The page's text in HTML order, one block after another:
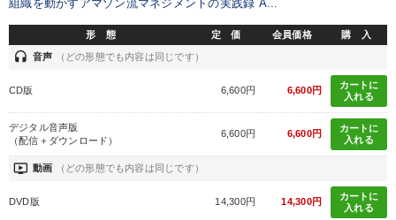
local_offer タグから探す 更新する
タグ・キーワード
いい会社 井上和弘 不動産
入門篇 デザイン
組織を動かすアマゾン流マネジメントの実践録 A...
形 態 定 価 会員価格 購 入
headset 音声 （どの形態でも内容は同じです）
CD版 6,600円 6,600円
カートに
入れる
デジタル音声版
（配信＋ダウンロード）
6,600円 6,600円
カートに
入れる
ondemand_video 動画 （どの形態でも内容は同じです）
DVD版 14,300円 14,300円
カートに
入れる